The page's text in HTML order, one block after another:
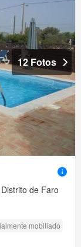
12 Fotos
de Faro
mobiliado